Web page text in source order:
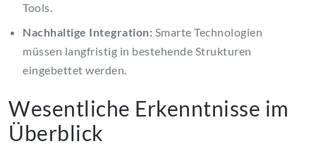
Tools.
Nachhaltige Integration: Smarte Technologien
müssen langfristig in bestehende Strukturen
eingebettet werden.
Wesentliche Erkenntnisse im
Überblick